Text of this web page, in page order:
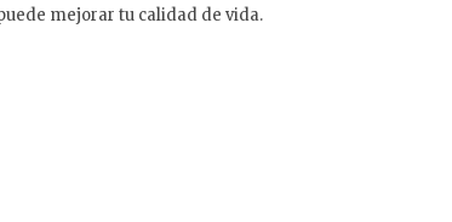
mejorar tu calidad de vida.